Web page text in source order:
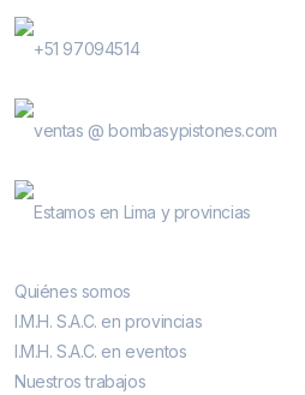
+51 97094514
ventas @ bombasypistones.com
Estamos en Lima y provincias
Quiénes somos
I.M.H. S.A.C. en provincias
I.M.H. S.A.C. en eventos
Nuestros trabajos